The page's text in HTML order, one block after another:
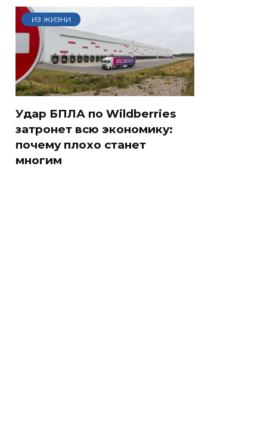
ИЗ ЖИЗНИ
Удар БПЛА по Wildberries
затронет всю экономику:
почему плохо станет
многим